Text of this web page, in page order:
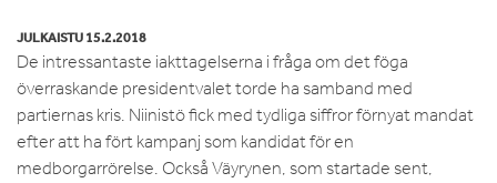
JULKAISTU 15.2.2018
De intressantaste iakttagelserna i fråga om det föga
överraskande presidentvalet torde ha samband med
partiernas kris. Niinistö fick med tydliga siffror förnyat mandat
efter att ha fört kampanj som kandidat för en
medborgarrörelse. Också Väyrynen, som startade sent,